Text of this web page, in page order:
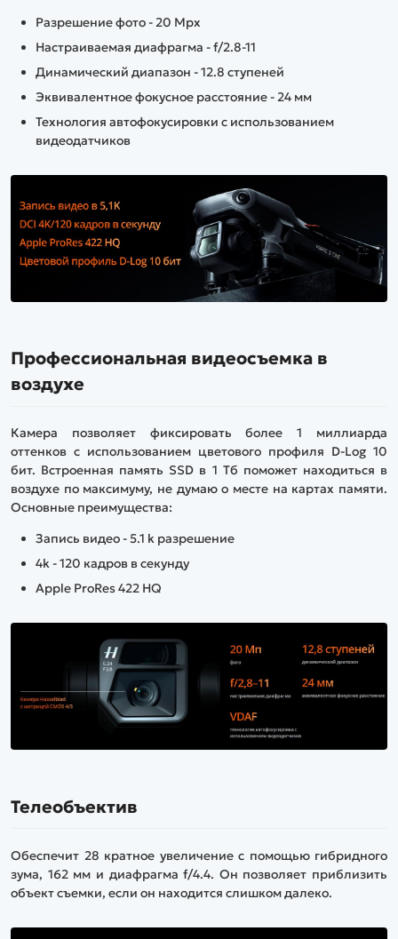
Разрешение фото - 20 Mpx
Настраиваемая диафрагма - f/2.8-11
Динамический диапазон - 12.8 ступеней
Эквивалентное фокусное расстояние - 24 мм
Технология автофокусировки с использованием
видеодатчиков
Профессиональная видеосъемка в
воздухе
Камера позволяет фиксировать более 1 миллиарда
оттенков с использованием цветового профиля D-Log 10
бит. Встроенная память SSD в 1 Тб поможет находиться в
воздухе по максимуму, не думаю о месте на картах памяти.
Основные преимущества:
Запись видео - 5.1 k разрешение
4k - 120 кадров в секунду
Apple ProRes 422 HQ
Телеобъектив
Обеспечит 28 кратное увеличение с помощью гибридного
зума, 162 мм и диафрагма f/4.4. Он позволяет приблизить
объект съемки, если он находится слишком далеко.